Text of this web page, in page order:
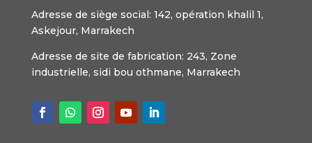
Adresse de siège social: 142, opération khalil 1,
Askejour, Marrakech
Adresse de site de fabrication: 243, Zone
industrielle, sidi bou othmane, Marrakech